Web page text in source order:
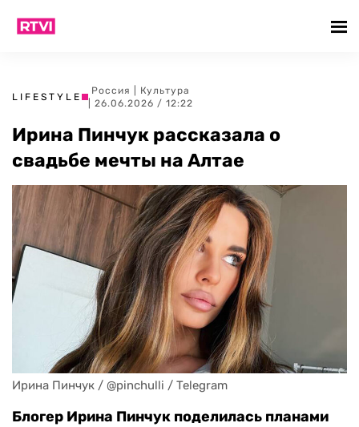
LIFESTYLE
Россия
Культура
| 26.06.2026 / 12:22
Ирина Пинчук рассказала о
свадьбе мечты на Алтае
Ирина Пинчук / @pinchulli / Telegram
Блогер Ирина Пинчук поделилась планами